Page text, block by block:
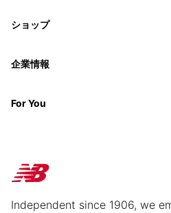
ショップ
企業情報
For You
Independent since 1906, we